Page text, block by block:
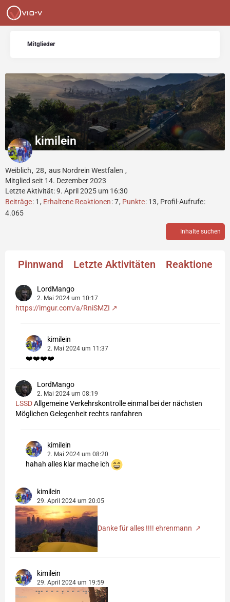
Mitglieder
kimilein
Weiblich 28
aus Nordrein Westfalen
Mitglied seit 14. Dezember 2023
Letzte Aktivität:9. April 2025 um 16:30
Beiträge 1 Erhaltene Reaktionen 7 Punkte 13 Profil-Aufrufe
4.065
Inhalte suchen
Pinnwand Letzte Aktivitäten Reaktionen
LordMango
2. Mai 2024 um 10:17
https://imgur.com/a/RniSMZI
kimilein
2. Mai 2024 um 11:37
❤️❤️❤️❤️
LordMango
2. Mai 2024 um 08:19
LSSDAllgemeine Verkehrskontrolle einmal bei der nächsten
Möglichen Gelegenheit rechts ranfahren
kimilein
2. Mai 2024 um 08:20
hahah alles klar mache ich
kimilein
29. April 2024 um 20:05
Danke für alles !!!! ehrenmann
kimilein
29. April 2024 um 19:59